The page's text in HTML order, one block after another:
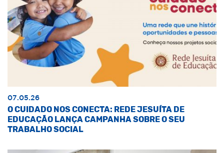
07.05.26
O CUIDADO NOS CONECTA: REDE JESUÍTA DE
EDUCAÇÃO LANÇA CAMPANHA SOBRE O SEU
TRABALHO SOCIAL